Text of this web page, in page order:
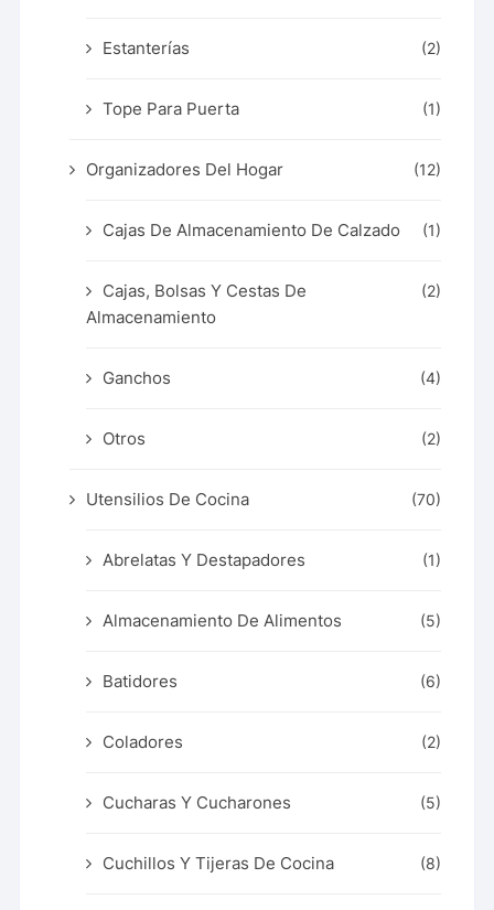
Estanterías (2)
Tope Para Puerta (1)
Organizadores Del Hogar (12)
Cajas De Almacenamiento De Calzado (1)
Cajas, Bolsas Y Cestas De
Almacenamiento
(2)
Ganchos (4)
Otros (2)
Utensilios De Cocina (70)
Abrelatas Y Destapadores (1)
Almacenamiento De Alimentos (5)
Batidores (6)
Coladores (2)
Cucharas Y Cucharones (5)
Cuchillos Y Tijeras De Cocina (8)